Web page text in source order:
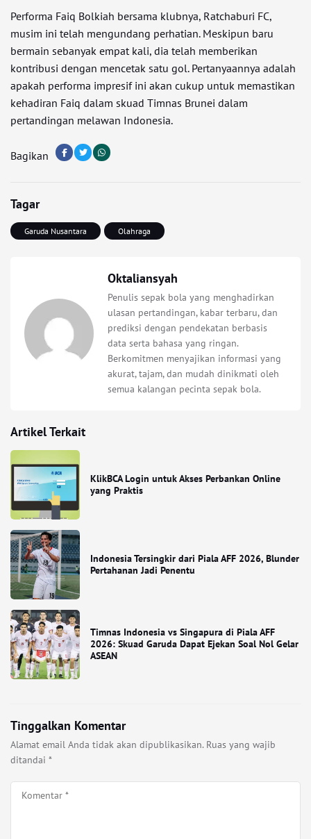
Performa Faiq Bolkiah bersama klubnya, Ratchaburi FC,
musim ini telah mengundang perhatian. Meskipun baru
bermain sebanyak empat kali, dia telah memberikan
kontribusi dengan mencetak satu gol. Pertanyaannya adalah
apakah performa impresif ini akan cukup untuk memastikan
kehadiran Faiq dalam skuad Timnas Brunei dalam
pertandingan melawan Indonesia.
Bagikan
Tagar
Garuda Nusantara Olahraga
Oktaliansyah
Penulis sepak bola yang menghadirkan
ulasan pertandingan, kabar terbaru, dan
prediksi dengan pendekatan berbasis
data serta bahasa yang ringan.
Berkomitmen menyajikan informasi yang
akurat, tajam, dan mudah dinikmati oleh
semua kalangan pecinta sepak bola.
Artikel Terkait
KlikBCA Login untuk Akses Perbankan Online
yang Praktis
Indonesia Tersingkir dari Piala AFF 2026, Blunder
Pertahanan Jadi Penentu
Timnas Indonesia vs Singapura di Piala AFF
2026: Skuad Garuda Dapat Ejekan Soal Nol Gelar
ASEAN
Tinggalkan Komentar
Alamat email Anda tidak akan dipublikasikan. Ruas yang wajib
ditandai *